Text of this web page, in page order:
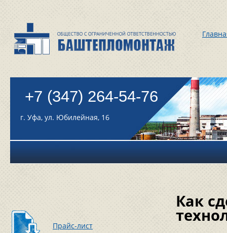
+7 (347) 264-54-76
г. Уфа, ул. Юбилейная, 16
Прайс-лист
Как